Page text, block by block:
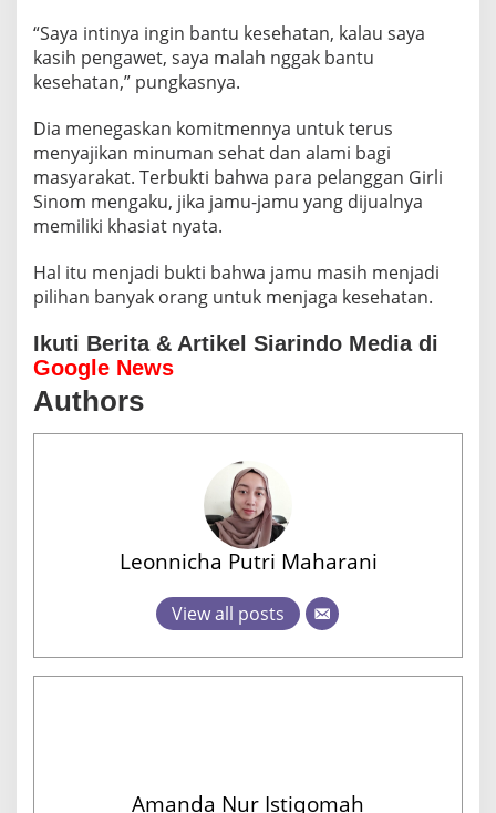
“Saya intinya ingin bantu kesehatan, kalau saya
kasih pengawet, saya malah nggak bantu
kesehatan,” pungkasnya.
Dia menegaskan komitmennya untuk terus
menyajikan minuman sehat dan alami bagi
masyarakat. Terbukti bahwa para pelanggan Girli
Sinom mengaku, jika jamu-jamu yang dijualnya
memiliki khasiat nyata.
Hal itu menjadi bukti bahwa jamu masih menjadi
pilihan banyak orang untuk menjaga kesehatan.
Ikuti Berita & Artikel Siarindo Media di
Google News
Authors
Leonnicha Putri Maharani
View all posts
Amanda Nur Istiqomah